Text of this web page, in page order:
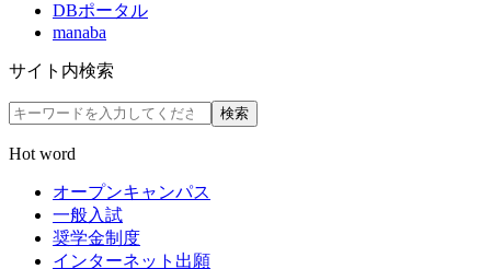
DBポータル
manaba
サイト内検索
検索
Hot word
オープンキャンパス
一般入試
奨学金制度
インターネット出願